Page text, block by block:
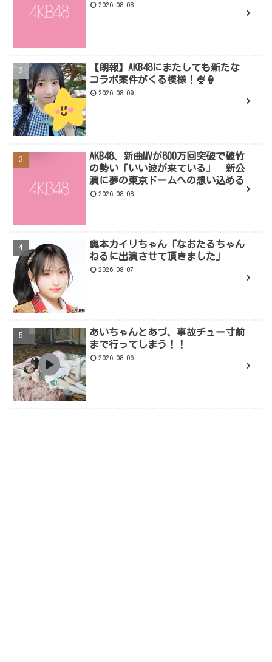
2026.08.08
【朗報】AKB48にまたしても新たな
コラボ案件がくる模様！🍨🍦
2026.08.09
AKB48、新曲MVが800万回突破で破竹
の勢い「いい波が来ている」 新公
演に夢の東京ドームへの想い込める
2026.08.08
奥本カイリちゃん「なおたるちゃん
ねるに出演させて頂きました」
2026.08.07
あいちゃんとあづ、事故チュー寸前
まで行ってしまう！！
2026.08.06